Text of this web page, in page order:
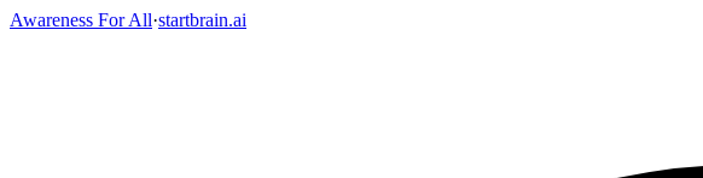
Awareness For All·startbrain.ai